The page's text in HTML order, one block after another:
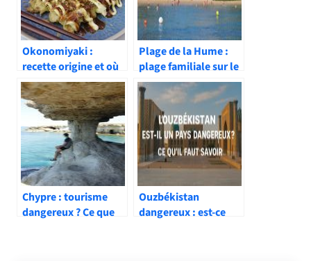
Okonomiyaki :
recette origine et où
en manger au Japon
Plage de la Hume :
plage familiale sur le
Bassin d’Arcachon
Chypre : tourisme
dangereux ? Ce que
Ouzbékistan
dangereux : est-ce